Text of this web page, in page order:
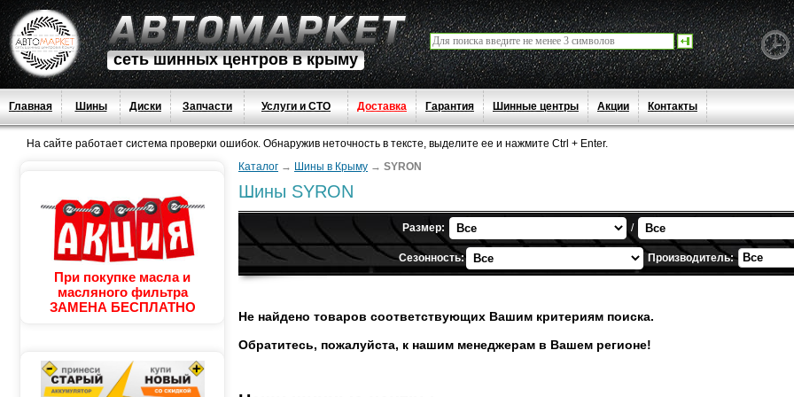
сеть шинных центров в крыму
Главная Шины Диски Запчасти Услуги и СТО Доставка Гарантия Шинные центры Акции Контакты
На сайте работает система проверки ошибок. Обнаружив неточность в тексте, выделите ее и нажмите Ctrl + Enter.
При покупке масла и
масляного фильтра
ЗАМЕНА БЕСПЛАТНО
Каталог → Шины в Крыму → SYRON
Шины SYRON
Размер: /
Сезонность: Производитель: Все
Не найдено товаров соответствующих Вашим критериям поиска.
Обратитесь, пожалуйста, к нашим менеджерам в Вашем регионе!